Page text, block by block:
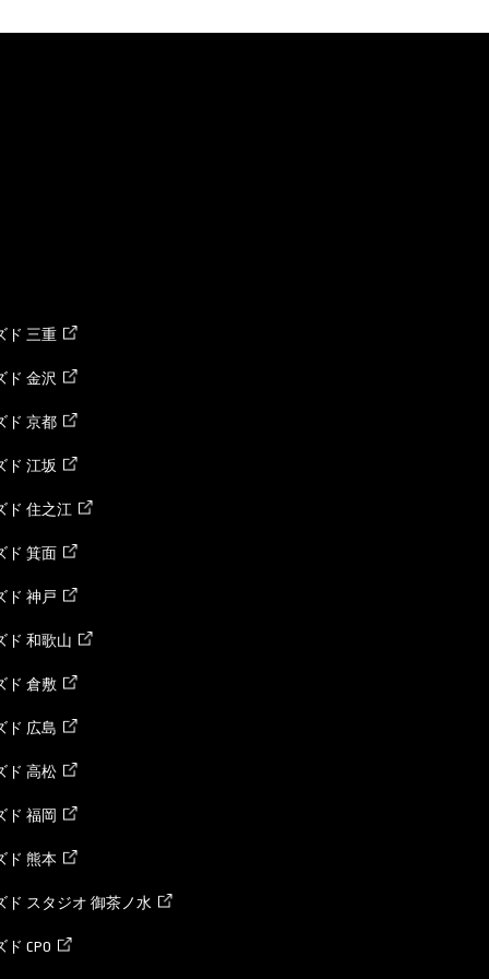
ド 三重
ド 金沢
ド 京都
ド 江坂
ド 住之江
ド 箕面
ド 神戸
ド 和歌山
ド 倉敷
ド 広島
ド 高松
ド 福岡
ド 熊本
ド スタジオ 御茶ノ水
CPO